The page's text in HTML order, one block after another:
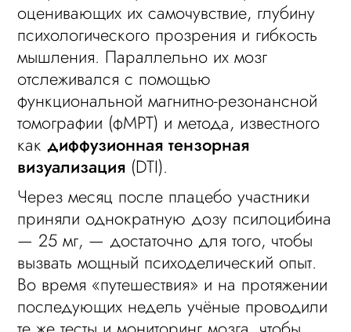
оценивающих их самочувствие, глубину
психологического прозрения и гибкость
мышления. Параллельно их мозг
отслеживался с помощью
функциональной магнитно-резонансной
томографии (фМРТ) и метода, известного
какдиффузионная тензорная
визуализация (DTI).
Через месяц после плацебо участники
приняли однократную дозу псилоцибина
— 25 мг, — достаточно для того, чтобы
вызвать мощный психоделический опыт.
Во время «путешествия» и на протяжении
последующих недель учёные проводили